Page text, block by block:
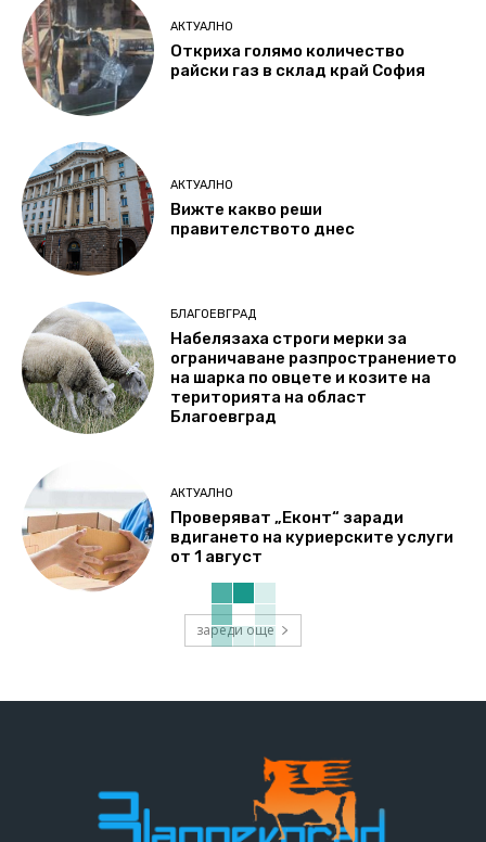
АКТУАЛНО
Откриха голямо количество
райски газ в склад край София
АКТУАЛНО
Вижте какво реши
правителството днес
БЛАГОЕВГРАД
Набелязаха строги мерки за
ограничаване разпространението
на шарка по овцете и козите на
територията на област
Благоевград
АКТУАЛНО
Проверяват „Еконт“ заради
вдигането на куриерските услуги
от 1 август
зареди още